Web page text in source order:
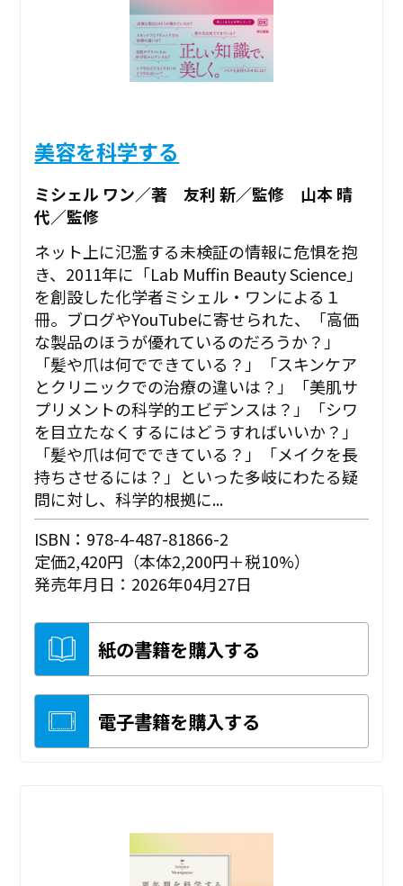
美容を科学する
ミシェル ワン／著 友利 新／監修 山本 晴
代／監修
ネット上に氾濫する未検証の情報に危惧を抱
き、2011年に「Lab Muffin Beauty Science」
を創設した化学者ミシェル・ワンによる１
冊。ブログやYouTubeに寄せられた、「高価
な製品のほうが優れているのだろうか？」
「髪や爪は何でできている？」「スキンケア
とクリニックでの治療の違いは？」「美肌サ
プリメントの科学的エビデンスは？」「シワ
を目立たなくするにはどうすればいいか？」
「髪や爪は何でできている？」「メイクを長
持ちさせるには？」といった多岐にわたる疑
問に対し、科学的根拠に...
ISBN：978-4-487-81866-2
定価2,420円（本体2,200円＋税10%）
発売年月日：2026年04月27日
紙の書籍を購入する
電子書籍を購入する